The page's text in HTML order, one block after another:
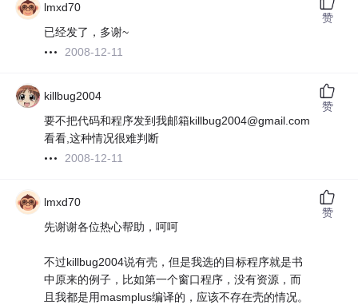
lmxd70
已经发了，多谢~
2008-12-11
赞
killbug2004
要不把代码和程序发到我邮箱killbug2004@gmail.com
看看,这种情况很难判断
2008-12-11
赞
lmxd70
先谢谢各位热心帮助，呵呵
不过killbug2004说有壳，但是我选的目标程序就是书
中原来的例子，比如第一个窗口程序，没有资源，而
且我都是用masmplus编译的，应该不存在壳的情况。
赞